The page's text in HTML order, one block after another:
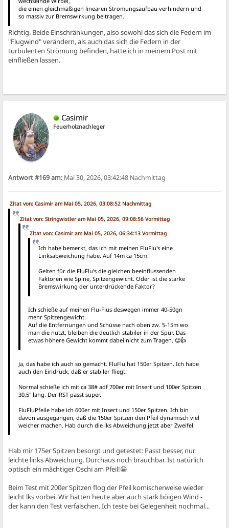
die einen gleichmäßigen linearen Strömungsaufbau verhindern und
so massiv zur Bremswirkung beitragen.
Richtig. Beide Einschränkungen, also sowohl das sich die Federn im
"Flugwind" verändern, als auch das sich die Federn in der
turbulenten Strömung befinden, hatte ich in meinem Post mit
einfließen lassen.
Casimir
Feuerholznachleger
Antwort #169 am: Mai 30, 2026, 03:42:48 Nachmittag
Zitat von: Casimir am Mai 05, 2026, 03:08:52 Nachmittag
Zitat von: Stringwistler am Mai 05, 2026, 09:08:56 Vormittag
Zitat von: Casimir am Mai 05, 2026, 06:34:13 Vormittag
Ich habe bemerkt, das ich mit meinen FluFlu's eine
Linksabweichung habe. Auf 14m ca 15cm.
Gelten für die FluFlu's die gleichen beeinflussenden
Faktoren wie Spine, Spitzengewicht. Oder ist die starke
Bremswirkung der unterdrückende Faktor?
Ich schieße auf meinen Flu-Flus deswegen immer 40-50gn
mehr Spitzengewicht.
Auf die Entfernungen und Schüsse nach oben zw. 5-15m wo
man die nutzt, bleiben die deutlich stabiler in der Spur. Das
etwas höhere Gewicht kommt dabei nicht zum Tragen. 😉👍
Ja, das habe ich auch so gemacht. FluFlu hat 150er Spitzen. Ich habe
auch den Eindruck, daß er stabiler fliegt.
Normal schieße ich mit ca 38# adf 700er mit Insert und 100er Spitzen
30,5" lang. Der RST passt super.
FluFluPfeile habe ich 600er mit Insert und 150er Spitzen. Ich bin
davon ausgegangen, daß die 150er Spitzen den Pfeil dynamisch viel
weicher machen. Hab durch die lks Abweichung jetzt aber Zweifel.
Hab mir 175er Spitzen besorgt und getestet: Passt besser, nur
leichte links Abweichung. Durchaus noch brauchbar. Ist natürlich
optisch ein mächtiger Oschi am Pfeil!😁
Beim Test mit 200er Spitzen flog der Pfeil komischerweise wieder
leicht lks vorbei. Wir hatten heute aber auch stark böigen Wind -
der kann den Test verfälschen. Ich teste bei Gelegenheit nochmal...